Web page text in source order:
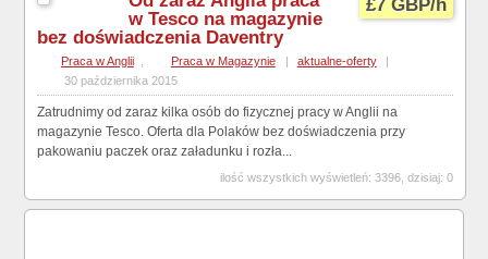
£7 GBP/h
w Tesco na magazynie
bez doświadczenia Daventry
Praca w Anglii Praca w Magazynie aktualne-oferty
30 października 2015
Zatrudnimy od zaraz kilka osób do fizycznej pracy w Anglii na
magazynie Tesco. Oferta dla Polaków bez doświadczenia przy
pakowaniu paczek oraz załadunku i rozła...
ilość wszystkich wyświetleń: 3396, dzisiaj: 0